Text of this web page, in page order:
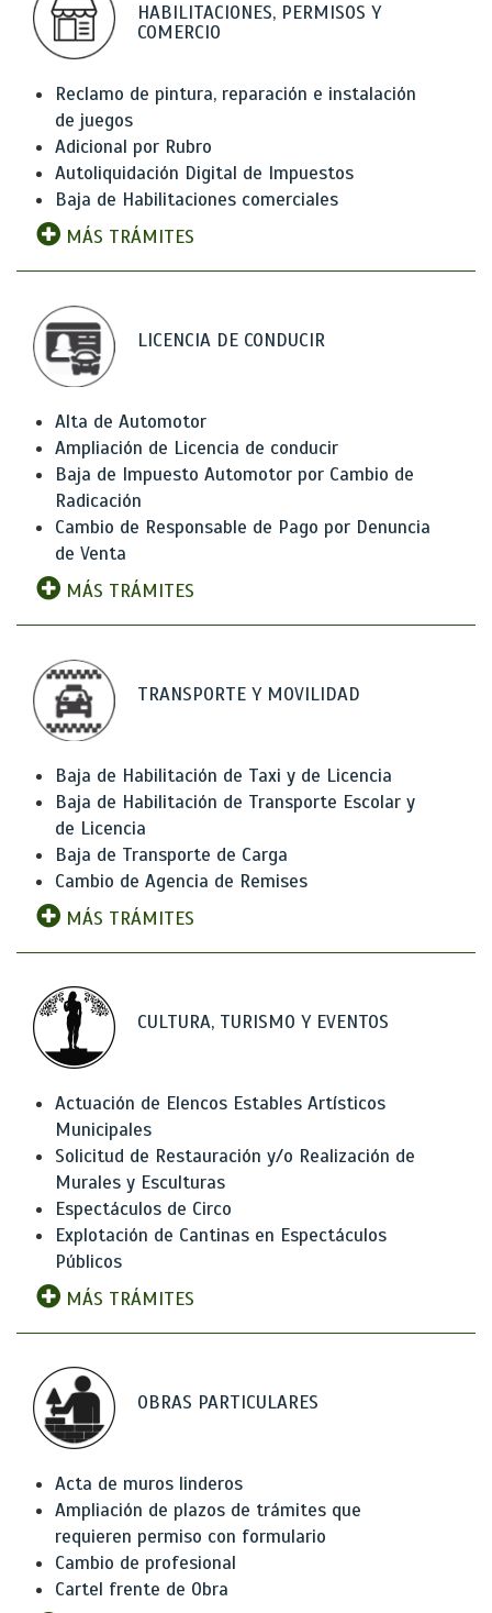
HABILITACIONES, PERMISOS Y
COMERCIO
Reclamo de pintura, reparación e instalación
de juegos
Adicional por Rubro
Autoliquidación Digital de Impuestos
Baja de Habilitaciones comerciales
MÁS TRÁMITES
LICENCIA DE CONDUCIR
Alta de Automotor
Ampliación de Licencia de conducir
Baja de Impuesto Automotor por Cambio de
Radicación
Cambio de Responsable de Pago por Denuncia
de Venta
MÁS TRÁMITES
TRANSPORTE Y MOVILIDAD
Baja de Habilitación de Taxi y de Licencia
Baja de Habilitación de Transporte Escolar y
de Licencia
Baja de Transporte de Carga
Cambio de Agencia de Remises
MÁS TRÁMITES
CULTURA, TURISMO Y EVENTOS
Actuación de Elencos Estables Artísticos
Municipales
Solicitud de Restauración y/o Realización de
Murales y Esculturas
Espectáculos de Circo
Explotación de Cantinas en Espectáculos
Públicos
MÁS TRÁMITES
OBRAS PARTICULARES
Acta de muros linderos
Ampliación de plazos de trámites que
requieren permiso con formulario
Cambio de profesional
Cartel frente de Obra